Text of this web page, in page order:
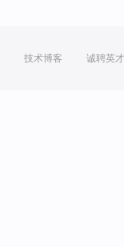
技术博客 诚聘英才